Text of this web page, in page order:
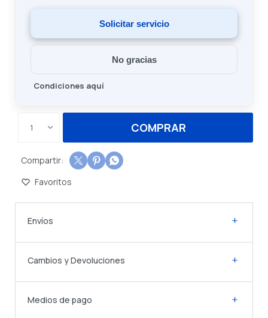
Solicitar servicio
No gracias
Condiciones aquí
1 COMPRAR
  
Envíos
Cambios y Devoluciones
Medios de pago